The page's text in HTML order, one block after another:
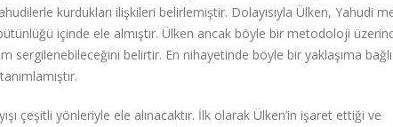
kurdukları ilişkileri belirlemiştir. Dolayısıyla Ülken, Yahudi
içinde ele almıştır. Ülken ancak böyle bir metodoloji
sergilenebileceğini belirtir. En nihayetinde böyle bir yaklaşıma
çeşitli yönleriyle ele alınacaktır. İlk olarak Ülken’in işaret ettiği ve